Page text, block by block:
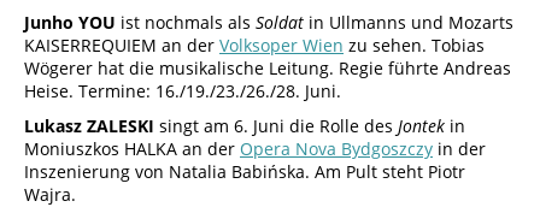
Junho YOU ist nochmals als Soldat in Ullmanns und Mozarts
KAISERREQUIEM an der Volksoper Wien zu sehen. Tobias
Wögerer hat die musikalische Leitung. Regie führte Andreas
Heise. Termine: 16./19./23./26./28. Juni.
Lukasz ZALESKI singt am 6. Juni die Rolle des Jontek in
Moniuszkos HALKA an der Opera Nova Bydgoszczy in der
Inszenierung von Natalia Babińska. Am Pult steht Piotr
Wajra.